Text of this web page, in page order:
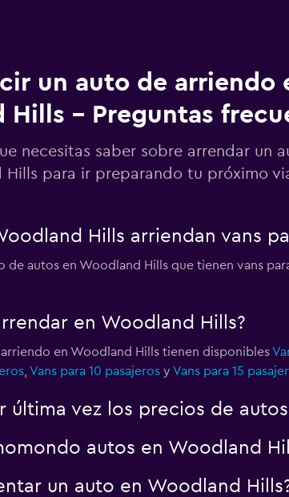
un auto de arriendo
Hills - Preguntas
necesitas saber sobre arrendar un
Hills para ir preparando tu próximo
Hills arriendan vans
autos en Woodland Hills que tienen vans
en Woodland Hills?
en Woodland Hills tienen disponibles
, Vans para 10 pasajerosy Vans para 15
última vez los precios de
autos en Woodland
un auto en Woodland